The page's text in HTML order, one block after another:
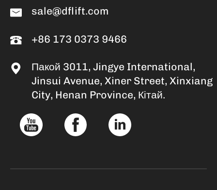
sale@dflift.com
+86 173 0373 9466
Пакой 3011, Jingye International,
Jinsui Avenue, Xiner Street, Xinxiang
City, Henan Province, Кітай.